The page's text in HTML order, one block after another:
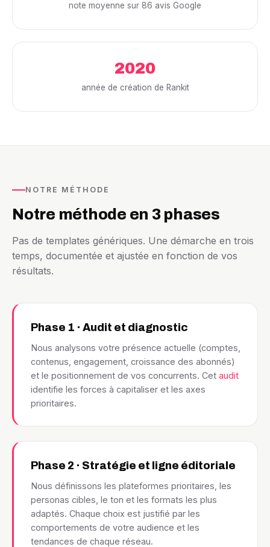
note moyenne sur 86 avis Google
2020
année de création de Rankit
NOTRE MÉTHODE
Notre méthode en 3 phases
Pas de templates génériques. Une démarche en trois
temps, documentée et ajustée en fonction de vos
résultats.
Phase 1 · Audit et diagnostic
Nous analysons votre présence actuelle (comptes,
contenus, engagement, croissance des abonnés)
et le positionnement de vos concurrents. Cet audit
identifie les forces à capitaliser et les axes
prioritaires.
Phase 2 · Stratégie et ligne éditoriale
Nous définissons les plateformes prioritaires, les
personas cibles, le ton et les formats les plus
adaptés. Chaque choix est justifié par les
comportements de votre audience et les
tendances de chaque réseau.